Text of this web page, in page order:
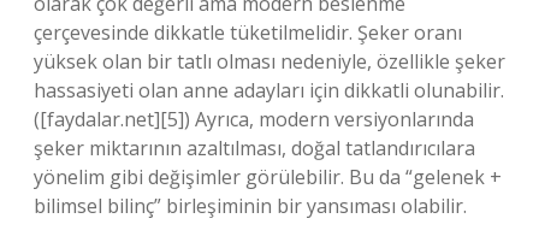
çerçevesinde dikkatle tüketilmelidir. Şeker oranı
yüksek olan bir tatlı olması nedeniyle, özellikle şeker
hassasiyeti olan anne adayları için dikkatli olunabilir.
([faydalar.net][5]) Ayrıca, modern versiyonlarında
şeker miktarının azaltılması, doğal tatlandırıcılara
yönelim gibi değişimler görülebilir. Bu da “gelenek +
bilimsel bilinç” birleşiminin bir yansıması olabilir.